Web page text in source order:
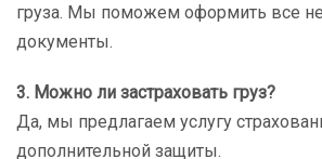
груза. Мы поможем оформить все
документы.
3. Можно ли застраховать груз?
Да, мы предлагаем услугу
дополнительной защиты.